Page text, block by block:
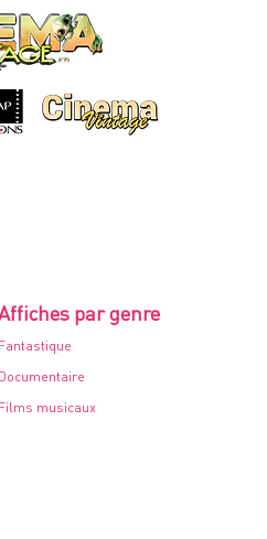
-
60x80cm.
-
1968
Affiches par genre
Fantastique
Documentaire
Films musicaux